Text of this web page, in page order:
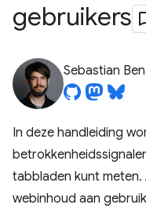
gebruikers
Sebastian
In deze handleiding
tabbladen kunt meten.
webinhoud aan